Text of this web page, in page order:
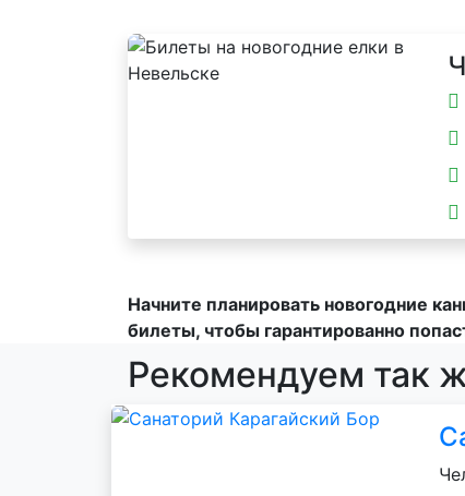
Начните планировать новогодние
билеты, чтобы гарантированно
Рекомендуем так